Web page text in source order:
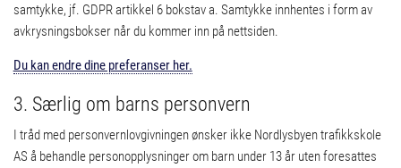
samtykke, jf. GDPR artikkel 6 bokstav a. Samtykke innhentes i form av
avkrysningsbokser når du kommer inn på nettsiden.
Du kan endre dine preferanser her.
3. Særlig om barns personvern
I tråd med personvernlovgivningen ønsker ikke Nordlysbyen trafikkskole
AS å behandle personopplysninger om barn under 13 år uten foresattes